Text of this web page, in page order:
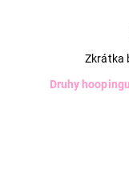
Zkrátka
Druhy